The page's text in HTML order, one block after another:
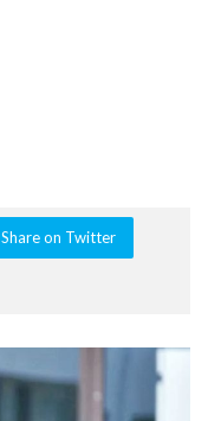
Share on Twitter